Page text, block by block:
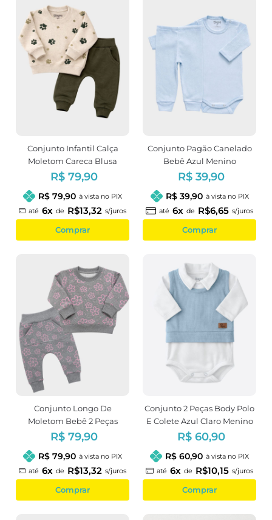
Conjunto Infantil Calça
Moletom Careca Blusa
Peluciada Estampa
R$ 79,90
R$ 79,90 à vista no PIX
até 6x de R$13,32 s/juros
Comprar
Conjunto Pagão Canelado
Bebê Azul Menino
R$ 39,90
R$ 39,90 à vista no PIX
até 6x de R$6,65 s/juros
Comprar
Conjunto Longo De
Moletom Bebê 2 Peças
Estampa Floral
R$ 79,90
R$ 79,90 à vista no PIX
até 6x de R$13,32 s/juros
Comprar
Conjunto 2 Peças Body Polo
E Colete Azul Claro Menino
R$ 60,90
R$ 60,90 à vista no PIX
até 6x de R$10,15 s/juros
Comprar